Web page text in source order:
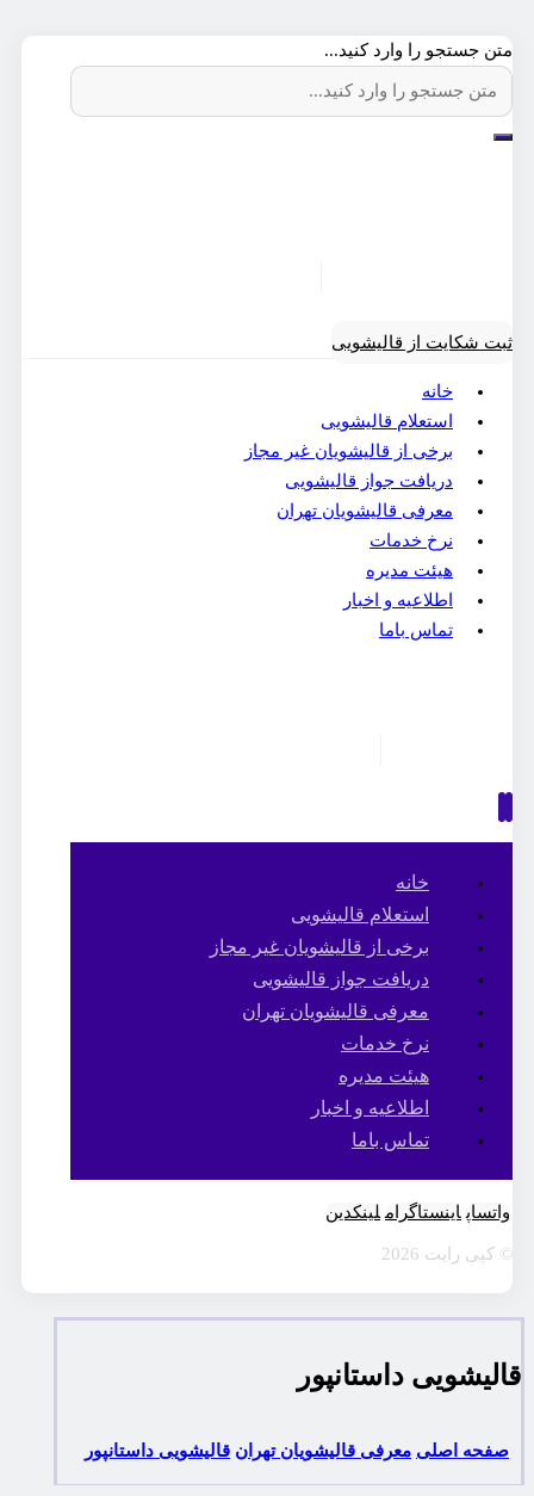
متن جستجو را وارد کنید...
ثبت شکایت از قالیشویی
خانه
استعلام قالیشویی
برخی از قالیشویان غیر مجاز
دریافت جواز قالیشویی
معرفی قالیشویان تهران
نرخ خدمات
هیئت مدیره
اطلاعیه و اخبار
تماس باما
خانه
استعلام قالیشویی
برخی از قالیشویان غیر مجاز
دریافت جواز قالیشویی
معرفی قالیشویان تهران
نرخ خدمات
هیئت مدیره
اطلاعیه و اخبار
تماس باما
واتساپ اینستاگرام لینکدین
© کپی رایت 2026
قالیشویی داستانپور
صفحه اصلی معرفی قالیشویان تهران قالیشویی داستانپور